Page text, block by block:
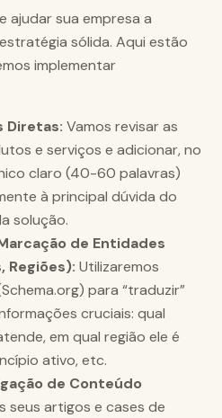
ajudar sua empresa a
sólida. Aqui estão
implementar
Diretas: Vamos revisar as
e serviços e adicionar, no
claro (40-60 palavras)
à principal dúvida do
solução.
de Entidades
Regiões): Utilizaremos
para “traduzir”
cruciais: qual
em qual região ele é
ativo, etc.
de Conteúdo
seus artigos e cases de